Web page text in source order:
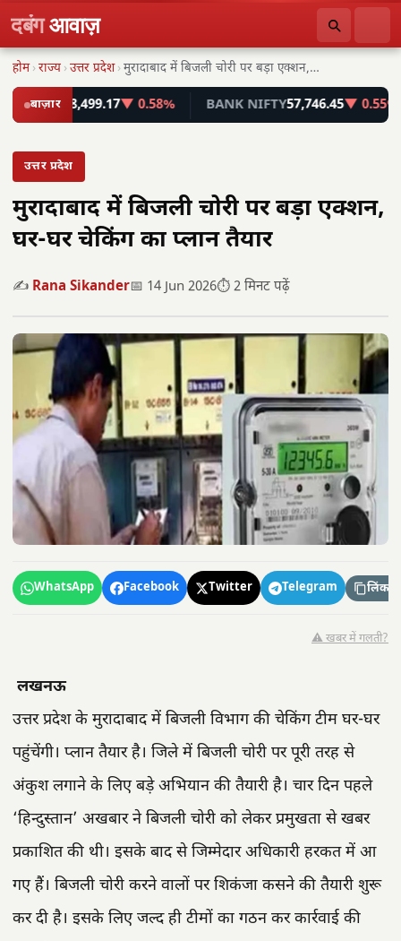
दबंगआवाज़
होम ›राज्य ›उत्तर प्रदेश › मुरादाबाद में बिजली चोरी पर बड़ा एक्शन, घर-घर…
बाज़ार
78,499.17▼ 0.58% BANK NIFTY57,746.45▼ 0.55%
उत्तर प्रदेश
मुरादाबाद में बिजली चोरी पर बड़ा एक्शन,
घर-घर चेकिंग का प्लान तैयार
✍️ Rana Sikander📅 14 Jun 2026⏱️ 2 मिनट पढ़ें
WhatsApp Facebook Twitter Telegram लिंक
⚠️ खबर में गलती?
लखनऊ
उत्तर प्रदेश के मुरादाबाद में बिजली विभाग की चेकिंग टीम घर-घर
पहुंचेंगी। प्लान तैयार है। जिले में बिजली चोरी पर पूरी तरह से
अंकुश लगाने के लिए बड़े अभियान की तैयारी है। चार दिन पहले
‘हिन्दुस्तान’ अखबार ने बिजली चोरी को लेकर प्रमुखता से खबर
प्रकाशित की थी। इसके बाद से जिम्मेदार अधिकारी हरकत में आ
गए हैं। बिजली चोरी करने वालों पर शिकंजा कसने की तैयारी शुरू
कर दी है। इसके लिए जल्द ही टीमों का गठन कर कार्रवाई की